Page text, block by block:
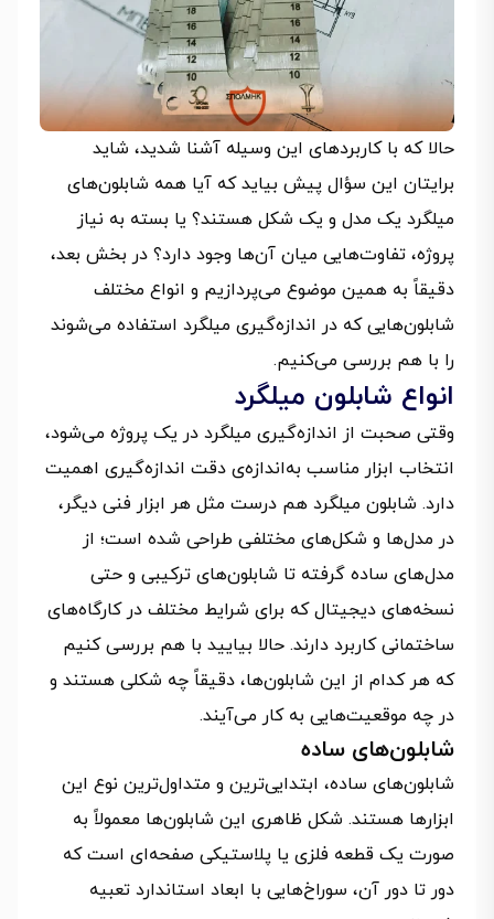
حالا که با کاربردهای این وسیله آشنا شدید، شاید
برایتان این سؤال پیش بیاید که آیا همه شابلون‌های
میلگرد یک مدل و یک شکل هستند؟ یا بسته به نیاز
پروژه، تفاوت‌هایی میان آن‌ها وجود دارد؟ در بخش بعد،
دقیقاً به همین موضوع می‌پردازیم و انواع مختلف
شابلون‌هایی که در اندازه‌گیری میلگرد استفاده می‌شوند
را با هم بررسی می‌کنیم.
انواع شابلون میلگرد
وقتی صحبت از اندازه‌گیری میلگرد در یک پروژه می‌شود،
انتخاب ابزار مناسب به‌اندازه‌ی دقت اندازه‌گیری اهمیت
دارد. شابلون میلگرد هم درست مثل هر ابزار فنی دیگر،
در مدل‌ها و شکل‌های مختلفی طراحی شده است؛ از
مدل‌های ساده گرفته تا شابلون‌های ترکیبی و حتی
نسخه‌های دیجیتال که برای شرایط مختلف در کارگاه‌های
ساختمانی کاربرد دارند. حالا بیایید با هم بررسی کنیم
که هر کدام از این شابلون‌ها، دقیقاً چه شکلی هستند و
در چه موقعیت‌هایی به کار می‌آیند.
شابلون‌های ساده
شابلون‌های ساده، ابتدایی‌ترین و متداول‌ترین نوع این
ابزارها هستند. شکل ظاهری این شابلون‌ها معمولاً به
صورت یک قطعه فلزی یا پلاستیکی صفحه‌ای است که
دور تا دور آن، سوراخ‌هایی با ابعاد استاندارد تعبیه